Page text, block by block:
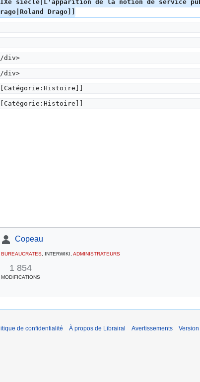
siècle|L'apparition de la notion de service
Drago]]
div>
div>
[[Catégorie:Histoire]]
[[Catégorie:Histoire]]
Copeau
BUREAUCRATES, INTERWIKI, ADMINISTRATEURS
1 854
MODIFICATIONS
de confidentialité À propos de Librairal Avertissements